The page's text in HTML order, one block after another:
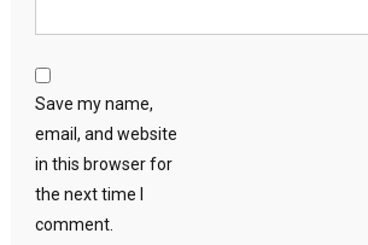
Save my name,
email, and website
in this browser for
the next time I
comment.